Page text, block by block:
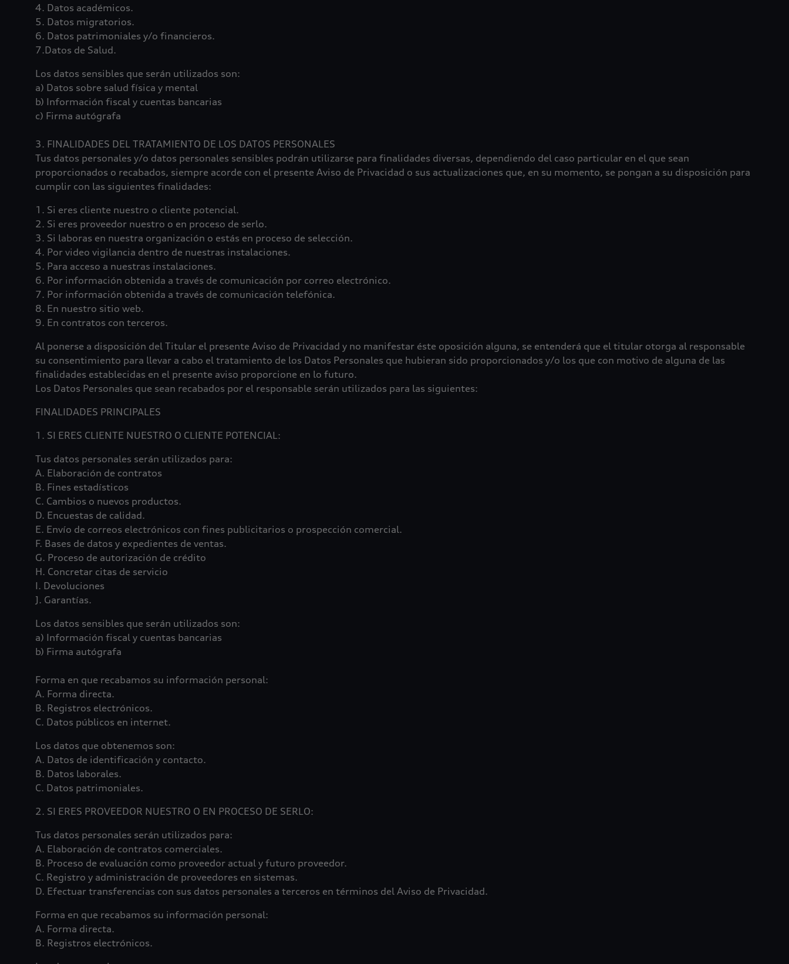
4. Datos académicos.
5. Datos migratorios.
6. Datos patrimoniales y/o financieros.
7.Datos de Salud.
Los datos sensibles que serán utilizados son:
a) Datos sobre salud física y mental
b) Información fiscal y cuentas bancarias
c) Firma autógrafa
3. FINALIDADES DEL TRATAMIENTO DE LOS DATOS PERSONALES
Tus datos personales y/o datos personales sensibles podrán utilizarse para finalidades diversas, dependiendo del caso particular en el que sean
proporcionados o recabados, siempre acorde con el presente Aviso de Privacidad o sus actualizaciones que, en su momento, se pongan a su disposición para
cumplir con las siguientes finalidades:
1. Si eres cliente nuestro o cliente potencial.
2. Si eres proveedor nuestro o en proceso de serlo.
3. Si laboras en nuestra organización o estás en proceso de selección.
4. Por video vigilancia dentro de nuestras instalaciones.
5. Para acceso a nuestras instalaciones.
6. Por información obtenida a través de comunicación por correo electrónico.
7. Por información obtenida a través de comunicación telefónica.
8. En nuestro sitio web.
9. En contratos con terceros.
Al ponerse a disposición del Titular el presente Aviso de Privacidad y no manifestar éste oposición alguna, se entenderá que el titular otorga al responsable
su consentimiento para llevar a cabo el tratamiento de los Datos Personales que hubieran sido proporcionados y/o los que con motivo de alguna de las
finalidades establecidas en el presente aviso proporcione en lo futuro.
Los Datos Personales que sean recabados por el responsable serán utilizados para las siguientes:
FINALIDADES PRINCIPALES
1. SI ERES CLIENTE NUESTRO O CLIENTE POTENCIAL:
Tus datos personales serán utilizados para:
A. Elaboración de contratos
B. Fines estadísticos
C. Cambios o nuevos productos.
D. Encuestas de calidad.
E. Envío de correos electrónicos con fines publicitarios o prospección comercial.
F. Bases de datos y expedientes de ventas.
G. Proceso de autorización de crédito
H. Concretar citas de servicio
I. Devoluciones
J. Garantías.
Los datos sensibles que serán utilizados son:
a) Información fiscal y cuentas bancarias
b) Firma autógrafa
Forma en que recabamos su información personal:
A. Forma directa.
B. Registros electrónicos.
C. Datos públicos en internet.
Los datos que obtenemos son:
A. Datos de identificación y contacto.
B. Datos laborales.
C. Datos patrimoniales.
2. SI ERES PROVEEDOR NUESTRO O EN PROCESO DE SERLO:
Tus datos personales serán utilizados para:
A. Elaboración de contratos comerciales.
B. Proceso de evaluación como proveedor actual y futuro proveedor.
C. Registro y administración de proveedores en sistemas.
D. Efectuar transferencias con sus datos personales a terceros en términos del Aviso de Privacidad.
Forma en que recabamos su información personal:
A. Forma directa.
B. Registros electrónicos.